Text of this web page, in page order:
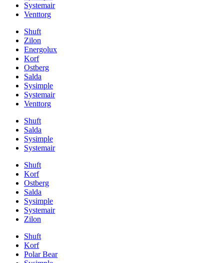
Systemair
Venttorg
Shuft
Zilon
Energolux
Korf
Ostberg
Salda
Sysimple
Systemair
Venttorg
Shuft
Salda
Sysimple
Systemair
Shuft
Korf
Ostberg
Salda
Sysimple
Systemair
Zilon
Shuft
Korf
Polar Bear